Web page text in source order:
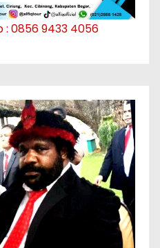
: 0856 9433 4056